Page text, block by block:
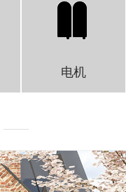
电机